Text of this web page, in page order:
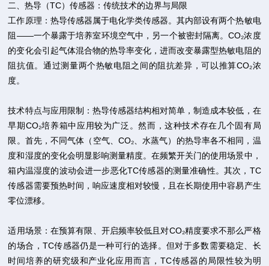
二、热导（TC）传感器：传统技术的边界与局限
工作原理：热导传感器属于电化学类传感器。其内部设有两个热敏电
阻——一个暴露于培养室环境空气中，另一个被密封隔离。CO₂浓度
的变化会引起气体混合物的热导率变化，进而改变暴露型热敏电阻的
阻抗值。通过测量两个热敏电阻之间的阻抗差异，可以推算CO₂浓
度。
技术特点与应用限制：热导传感器结构相对简单，制造成本较低，在
早期CO₂培养箱中应用较为广泛。然而，这种技术存在几个固有局
限。首先，不同气体（空气、CO₂、水蒸气）的热导率各不相同，温
度和湿度的变化会明显影响测量精度。在频繁开关门的使用场景中，
箱内温湿度的波动会进一步恶化TC传感器的测量准确性。其次，TC
传感器需要预热时间，响应速度相对较慢，且在长期使用中容易产生
零位漂移。
适用场景：在预算有限、开启频率较低且对CO₂精度要求不那么严格
的场合，TC传感器仍是一种可行的选择。但对于多数需要稳定、长
时间培养的研究级和产业化应用而言，TC传感器的局限性较为明